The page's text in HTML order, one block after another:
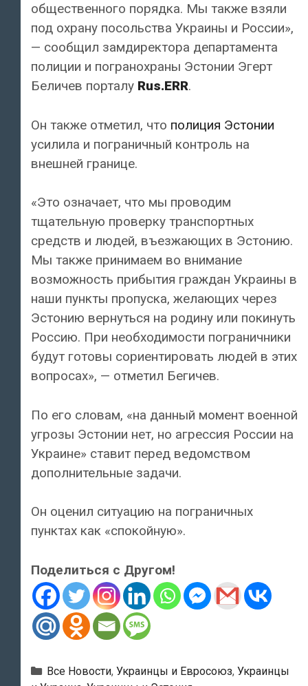
общественного порядка. Мы также взяли
под охрану посольства Украины и России»,
— сообщил замдиректора департамента
полиции и погранохраны Эстонии Эгерт
Беличев порталу Rus.ERR.
Он также отметил, что полиция Эстонии
усилила и пограничный контроль на
внешней границе.
«Это означает, что мы проводим
тщательную проверку транспортных
средств и людей, въезжающих в Эстонию.
Мы также принимаем во внимание
возможность прибытия граждан Украины в
наши пункты пропуска, желающих через
Эстонию вернуться на родину или покинуть
Россию. При необходимости пограничники
будут готовы сориентировать людей в этих
вопросах», — отметил Бегичев.
По его словам, «на данный момент военной
угрозы Эстонии нет, но агрессия России на
Украине» ставит перед ведомством
дополнительные задачи.
Он оценил ситуацию на пограничных
пунктах как «спокойную».
Поделиться с Другом!
Рубрики
Все Новости, Украинцы и Евросоюз, Украинцы